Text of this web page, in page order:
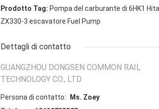
Prodotto Tag: Pompa del carburante di 6HK1
ZX330-3 escavatore Fuel Pump
Dettagli di contatto
GUANGZHOU DONGSEN COMMON RAIL
TECHNOLOGY CO., LTD
Persona di contatto:
Ms. Zoey